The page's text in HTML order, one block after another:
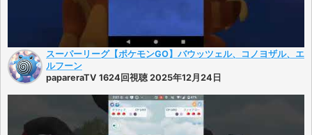
スーパーリーグ【ポケモンGO】バウッツェル、コノヨザル、エ
ルフーン
papareraTV 1624回視聴 2025年12月24日